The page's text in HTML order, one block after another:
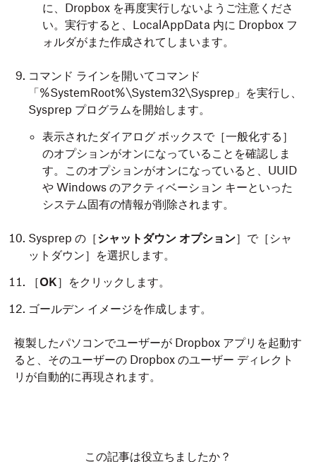
に、Dropbox を再度実行しないようご注意くださ
い。実行すると、LocalAppData 内に Dropbox フ
ォルダがまた作成されてしまいます。
コマンド ラインを開いてコマンド
「%SystemRoot%\System32\Sysprep」を実行し、
Sysprep プログラムを開始します。
表示されたダイアログ ボックスで［一般化する］
のオプションがオンになっていることを確認しま
す。このオプションがオンになっていると、UUID
や Windows のアクティベーション キーといった
システム固有の情報が削除されます。
Sysprep の［シャットダウン オプション］で［シャ
ットダウン］を選択します。
［OK］をクリックします。
ゴールデン イメージを作成します。
複製したパソコンでユーザーが Dropbox アプリを起動す
ると、そのユーザーの Dropbox のユーザー ディレクト
リが自動的に再現されます。
この記事は役立ちましたか？